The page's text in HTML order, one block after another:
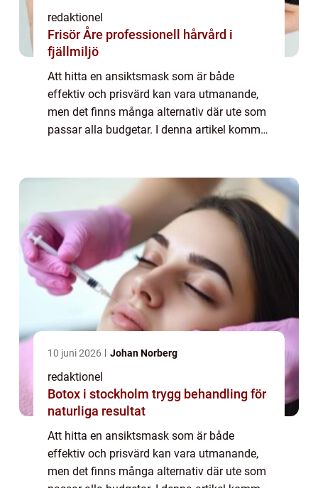
redaktionel
Frisör Åre professionell hårvård i
fjällmiljö
Att hitta en ansiktsmask som är både
effektiv och prisvärd kan vara utmanande,
men det finns många alternativ där ute som
passar alla budgetar. I denna artikel kommer
10 juni 2026 Johan Norberg
redaktionel
Botox i stockholm trygg behandling för
naturliga resultat
Att hitta en ansiktsmask som är både
effektiv och prisvärd kan vara utmanande,
men det finns många alternativ där ute som